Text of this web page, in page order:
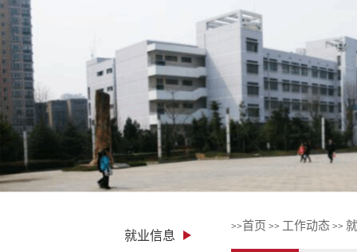
就业信息
>>首页 >> 工作动态 >>